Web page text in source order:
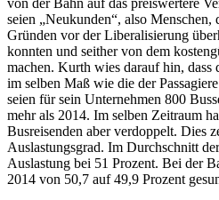
seien „Neukunden“, also Menschen,
Gründen vor der Liberalisierung
konnten und seither von dem
machen. Kurth wies darauf hin, dass
im selben Maß wie die der
seien für sein Unternehmen 800
mehr als 2014. Im selben Zeitraum
Busreisenden aber verdoppelt. Dies
Auslastungsgrad. Im Durchschnitt
Auslastung bei 51 Prozent. Bei der
2014 von 50,7 auf 49,9 Prozent